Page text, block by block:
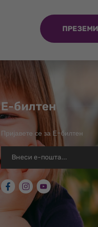
Е-билтен
Пријавете се за Е-билтен